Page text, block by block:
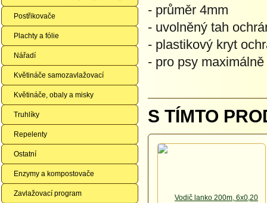
Postřikovače
Plachty a fólie
Nářadí
Květináče samozavlažovací
Květináče, obaly a misky
Truhlíky
Repelenty
Ostatní
Enzymy a kompostovače
Zavlažovací program
- průměr 4mm
- uvolněný tah
- plastikový kryt
- pro psy
S TÍMTO